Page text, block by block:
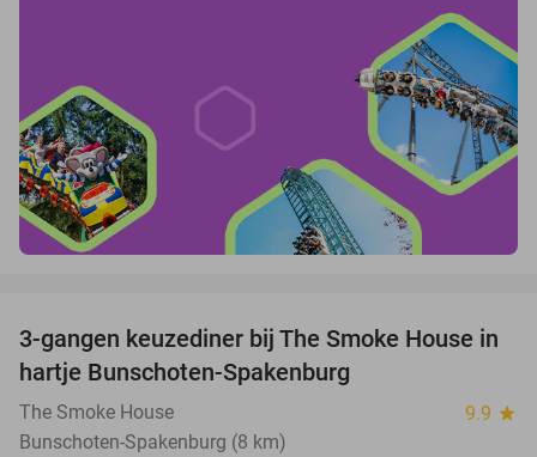
37%
3-gangen keuzediner bij The Smoke House in
hartje Bunschoten-Spakenburg
The Smoke House 9.9 star
Bunschoten-Spakenburg (8 km)